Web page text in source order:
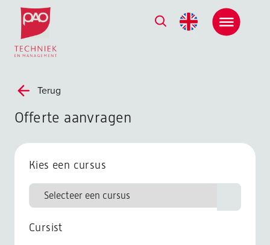
Postacademische cursussen, leergangen en opleidingen
Terug
Offerte aanvragen
Kies een cursus
Cursist